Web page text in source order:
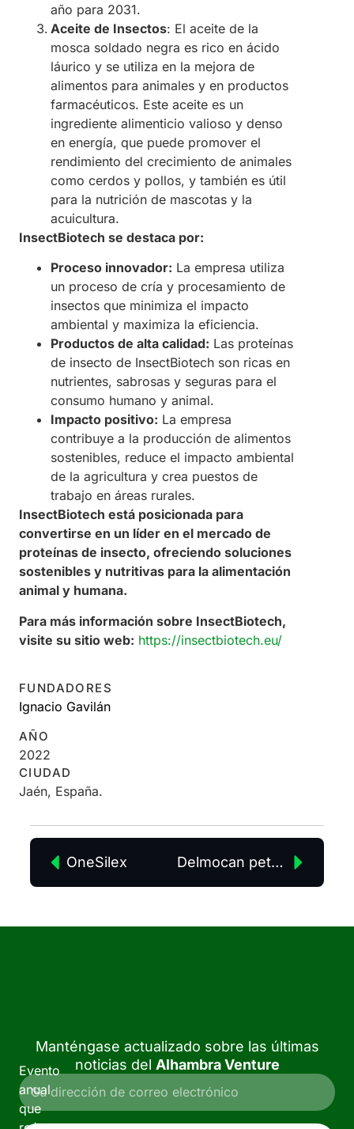
año para 2031​.
Aceite de Insectos: El aceite de la
mosca soldado negra es rico en ácido
láurico y se utiliza en la mejora de
alimentos para animales y en productos
farmacéuticos. Este aceite es un
ingrediente alimenticio valioso y denso
en energía, que puede promover el
rendimiento del crecimiento de animales
como cerdos y pollos, y también es útil
para la nutrición de mascotas y la
acuicultura.
InsectBiotech se destaca por:
Proceso innovador: La empresa utiliza
un proceso de cría y procesamiento de
insectos que minimiza el impacto
ambiental y maximiza la eficiencia.
Productos de alta calidad: Las proteínas
de insecto de InsectBiotech son ricas en
nutrientes, sabrosas y seguras para el
consumo humano y animal.
Impacto positivo: La empresa
contribuye a la producción de alimentos
sostenibles, reduce el impacto ambiental
de la agricultura y crea puestos de
trabajo en áreas rurales.
InsectBiotech está posicionada para
convertirse en un líder en el mercado de
proteínas de insecto, ofreciendo soluciones
sostenibles y nutritivas para la alimentación
animal y humana.
Para más información sobre InsectBiotech,
visite su sitio web: https://insectbiotech.eu/
FUNDADORES
Ignacio Gavilán
AÑO
2022
CIUDAD
Jaén, España.
OneSilex Delmocan pet food nutrition
Evento
anual
que
Manténgase actualizado sobre las últimas
noticias del Alhambra Venture